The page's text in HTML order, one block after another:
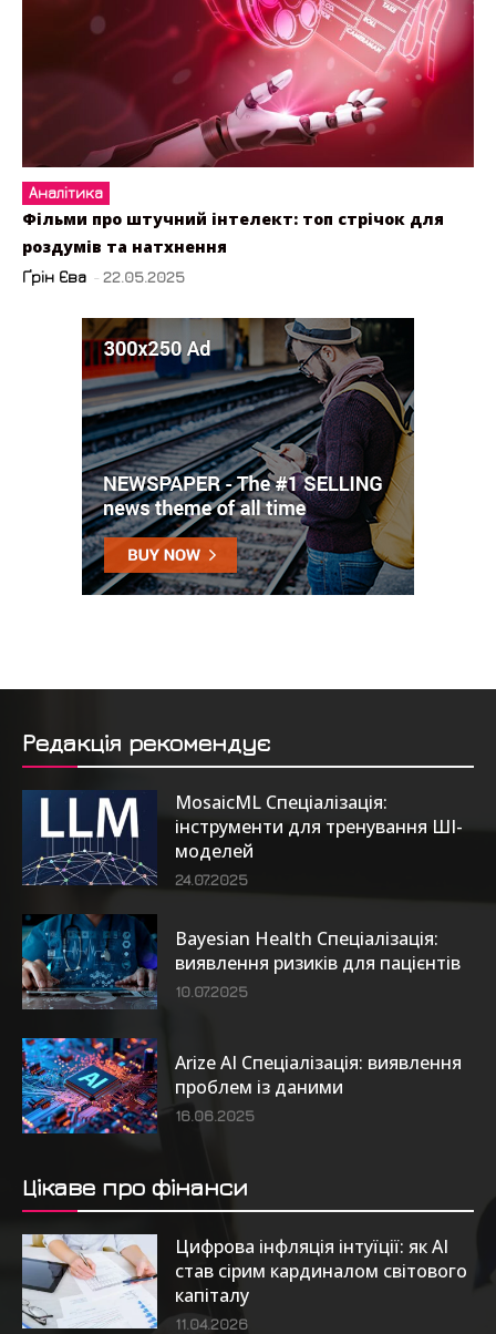
Аналітика
Фільми про штучний інтелект: топ стрічок для
роздумів та натхнення
Ґрін Єва - 22.05.2025
Редакція рекомендує
MosaicML Спеціалізація:
інструменти для тренування ШІ-
моделей
24.07.2025
Bayesian Health Спеціалізація:
виявлення ризиків для пацієнтів
10.07.2025
Arize AI Спеціалізація: виявлення
проблем із даними
16.06.2025
Цікаве про фінанси
Цифрова інфляція інтуїції: як AI
став сірим кардиналом світового
капіталу
11.04.2026